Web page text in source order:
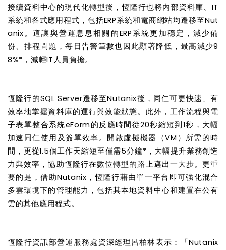
接續資料中心的現代化轉型後，恆隆行也將内部資料庫、 IT
系統和各式應用程式，包括ERP系統和電商網站均遷移至Nut
anix。這讓與營運息息相關的ERP系統更加穩定，減少備
份、排程問題，每日告警筆數也因此顯著降低，最高減少9
8%* ，減輕IT人員負擔。
恆隆行的SQL Server遷移至Nutanix後，同仁可更快速、有
效率地掌握資料庫的運行與效能狀態。此外，工作流程與電
子表單整合系統eForm 的反應時間從20秒縮短到 1秒，大幅
加速同仁使用及簽單效率。開啟虛擬機器（VM ）所需的時
間，更從1.5個工作天縮短至僅需5分鐘* ，大幅提升業務創造
力與效率，協助恆隆行在數位轉型的路上邁出一大步。更重
要的是，借助Nutanix ，恆隆行藉由單一平台即可強化混合
多雲環境下的管理能力，包括其本地資料中心和建置在公有
雲的其他應用程式。
恆隆行資訊部營運服務處資深經理呂柏林表示：「Nutanix